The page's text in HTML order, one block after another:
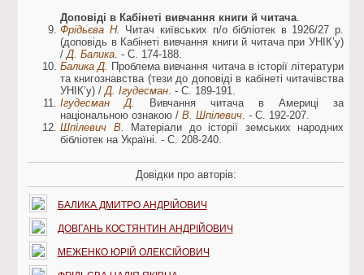
Доповіді в Кабінеті вивчання книги й читача
Фрідьєва Н.
Читач київських п/о бібліотек в 1926/27 р.
(доповідь в Кабінеті вивчання книги й читача при УНІК’у)
/ Д. Балика . - С. 174-188.
Балика Д.
Проблема вивчання читача в історії літератури
та книгознавства (тези до доповіді в кабінеті читачівства
УНІК’у) / Д. Ігудесман . - С. 189-191.
Ігудесман Д.
Вивчання читача в Америці за
національною ознакою / В. Шпілевич . - С. 192-207.
Шпілевич В.
Матеріали до історії земських народних
бібліотек на Україні. - С. 208-240.
Довідки про авторів:
БАЛИКА ДМИТРО АНДРІЙОВИЧ
ДОВГАНЬ КОСТЯНТИН АНДРІЙОВИЧ
МЕЖЕНКО ЮРІЙ ОЛЕКСІЙОВИЧ